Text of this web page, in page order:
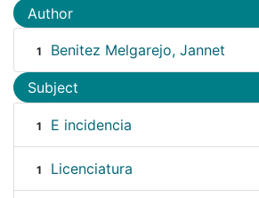
Author
1 Benitez Melgarejo, Jannet
Subject
1 E incidencia
1 Licenciatura